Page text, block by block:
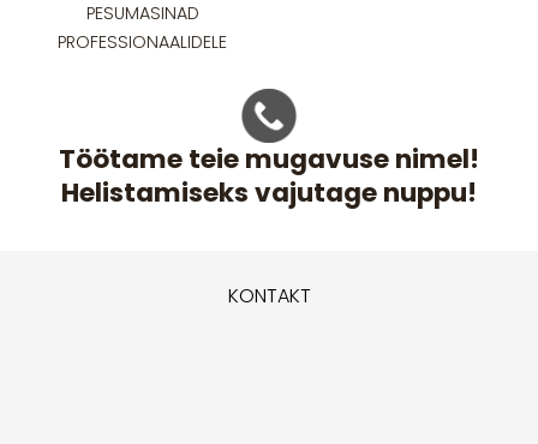
Töötame teie mugavuse nimel!
Helistamiseks vajutage nuppu!
PESUMASINAD
PROFESSIONAALIDELE
KONTAKT